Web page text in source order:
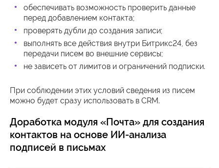
обеспечивать возможность проверить данные
перед добавлением контакта;
проверять дубли до создания записи;
выполнять все действия внутри Битрикс24, без
передачи писем во внешние сервисы;
не зависеть от лимитов и ограничений подписки.
При соблюдении этих условий сведения из писем
можно будет сразу использовать в CRM.
Доработка модуля «Почта» для создания
контактов на основе ИИ-анализа
подписей в письмах